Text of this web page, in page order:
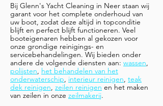
Bij Glenn's Yacht Cleaning in Neer staan wij
garant voor het complete onderhoud van
uw boot, zodat deze altijd in topconditie
blijft en perfect blijft functioneren. Veel
booteigenaren hebben al gekozen voor
onze grondige reinigings- en
servicebehandelingen. Wij bieden onder
andere de volgende diensten aan: wassen,
polijsten, het behandelen van het
onderwaterschip, interieur reinigen, teak
dek reinigen, zeilen reinigen en het maken
van zeilen in onze zeilmakerij.